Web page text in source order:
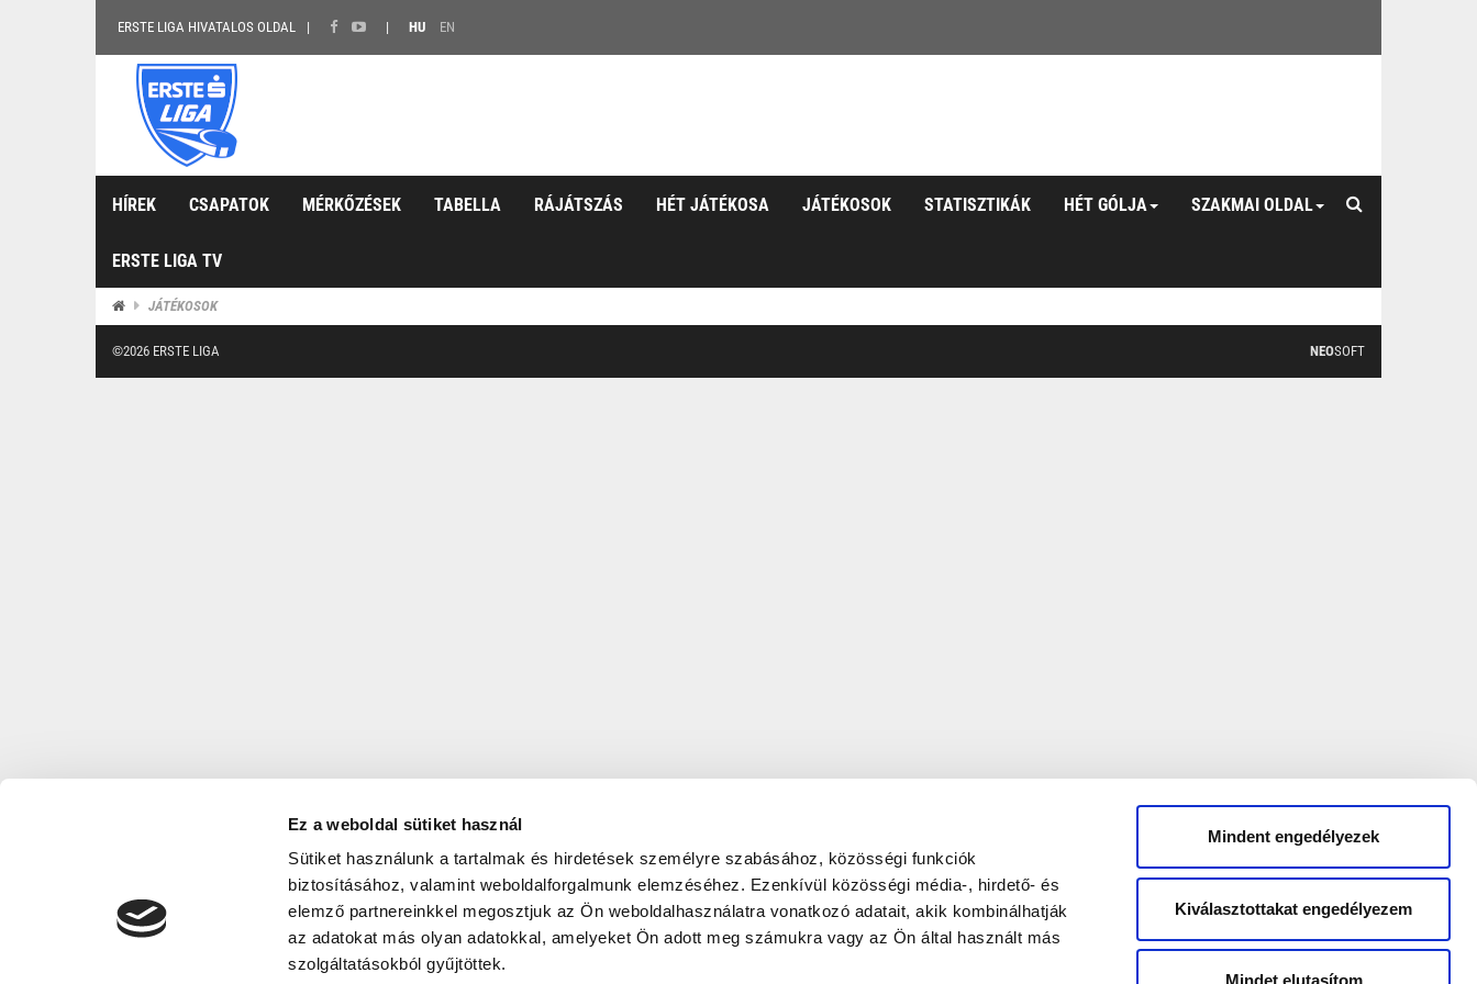
Ez a weboldal sütiket használ
Sütiket használunk a tartalmak és hirdetések személyre szabásához, közösségi funkciók
biztosításához, valamint weboldalforgalmunk elemzéséhez. Ezenkívül közösségi média-, hirdető- és
elemző partnereinkkel megosztjuk az Ön weboldalhasználatra vonatkozó adatait, akik kombinálhatják
az adatokat más olyan adatokkal, amelyeket Ön adott meg számukra vagy az Ön által használt más
szolgáltatásokból gyűjtöttek.
Mindent engedélyezek
Kiválasztottakat engedélyezem
Mindet elutasítom
ERSTE LIGA HIVATALOS OLDAL HU EN
HÍREK CSAPATOK MÉRKŐZÉSEK TABELLA RÁJÁTSZÁS HÉT JÁTÉKOSA JÁTÉKOSOK STATISZTIKÁK HÉT GÓLJA SZAKMAI OLDAL
ERSTE LIGA TV
JÁTÉKOSOK
©2026 ERSTE LIGA NEOSOFT